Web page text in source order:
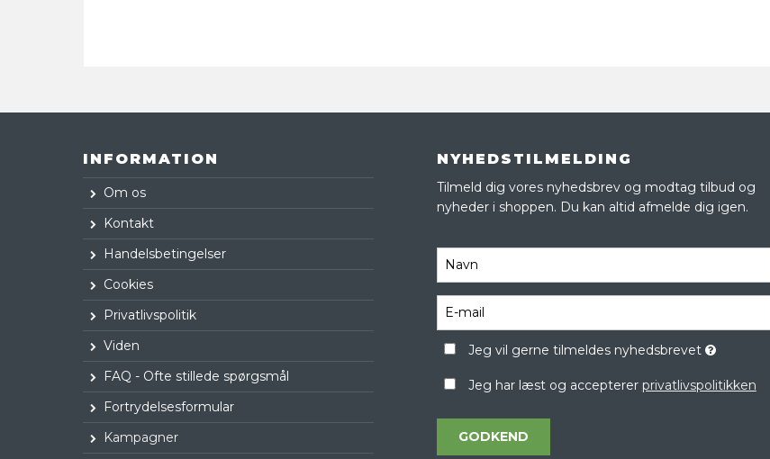
INFORMATION
Om os
Kontakt
Handelsbetingelser
Cookies
Privatlivspolitik
Viden
FAQ - Ofte stillede spørgsmål
Fortrydelsesformular
Kampagner
NYHEDSTILMELDING
Tilmeld dig vores nyhedsbrev og modtag tilbud og
nyheder i shoppen. Du kan altid afmelde dig igen.
Jeg vil gerne tilmeldes nyhedsbrevet
Jeg har læst og accepterer privatlivspolitikken
GODKEND